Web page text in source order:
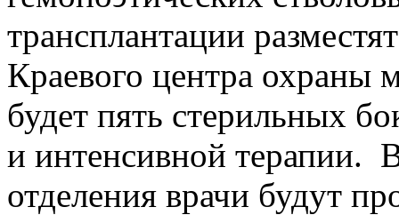
трансплантации
Краевого центра охраны
будет пять стерильных
и интенсивной терапии.
отделения врачи будут